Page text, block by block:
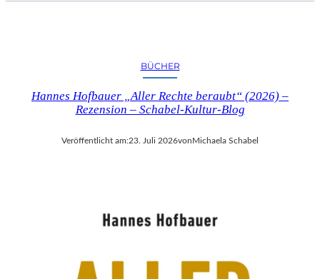
BÜCHER
Hannes Hofbauer „Aller Rechte beraubt“ (2026) –
Rezension – Schabel-Kultur-Blog
Veröffentlicht am:23. Juli 2026vonMichaela Schabel